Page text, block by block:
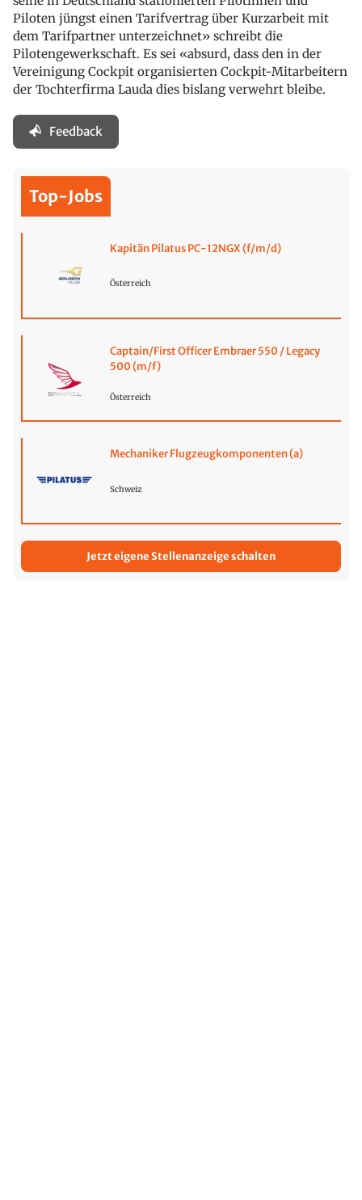
Piloten jüngst einen Tarifvertrag über Kurzarbeit mit
dem Tarifpartner unterzeichnet» schreibt die
Pilotengewerkschaft. Es sei «absurd, dass den in der
Vereinigung Cockpit organisierten Cockpit-Mitarbeitern
der Tochterfirma Lauda dies bislang verwehrt bleibe.
Feedback
Top-Jobs
Kapitän Pilatus PC-12NGX (f/m/d)
Österreich
Captain/First Officer Embraer 550 / Legacy
500 (m/f)
Österreich
Mechaniker Flugzeugkomponenten (a)
Schweiz
Jetzt eigene Stellenanzeige schalten